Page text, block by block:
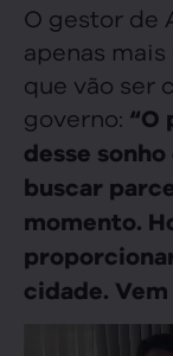
O gestor de
apenas
que vão ser
governo: “O
desse
buscar
momento.
cidade.